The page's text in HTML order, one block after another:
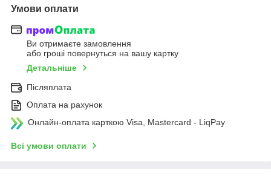
Умови оплати
Ви отримаєте замовлення
або гроші повернуться на вашу картку
Детальніше
Післяплата
Оплата на рахунок
Онлайн-оплата карткою Visa, Mastercard - LiqPay
Всі умови оплати